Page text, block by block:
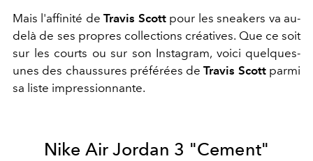
Mais l'affinité deTravis Scottpour les sneakers va au-
delà de ses propres collections créatives. Que ce soit
sur les courts ou sur son Instagram, voici quelques-
unes des chaussures préférées deTravis Scottparmi
sa liste impressionnante.
Nike Air Jordan 3 "Cement"